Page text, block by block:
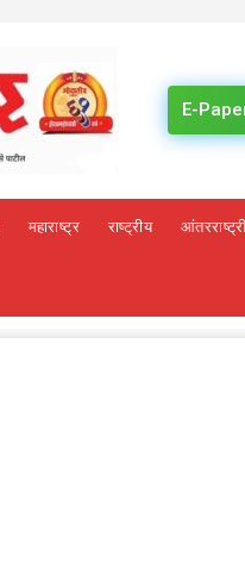
E-
महाराष्ट्र राष्ट्रीय